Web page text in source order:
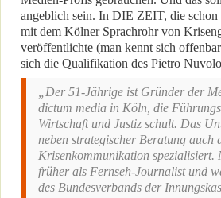
angeblich sein. In DIE ZEIT, die
mit dem Kölner Sprachrohr von
veröffentlichte (man kennt sich
sich die Qualifikation des Pietro
„Der 51-Jährige ist Gründer der
dictum media in Köln, die
Wirtschaft und Justiz schult. Das
neben strategischer Beratung auch
Krisenkommunikation spezialisiert.
früher als Fernseh-Journalist und
des Bundesverbands der